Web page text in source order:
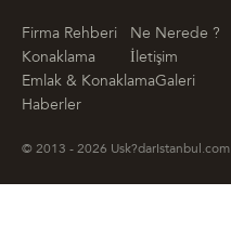
Firma Rehberi
Ne Nerede ?
Konaklama
İletişim
Emlak & KonaklamaGaleri
Haberler
© 2013 - 2026 Usk?darIstanbul.com